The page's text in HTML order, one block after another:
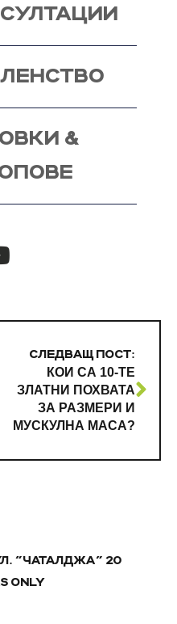
&
СЛЕДВАЩ ПОСТ:
КОИ СА 10-ТЕ
ЗЛАТНИ ПОХВАТА
ЗА РАЗМЕРИ И
МУСКУЛНА МАСА?
"ЧАТАЛДЖА" 20
ONLY